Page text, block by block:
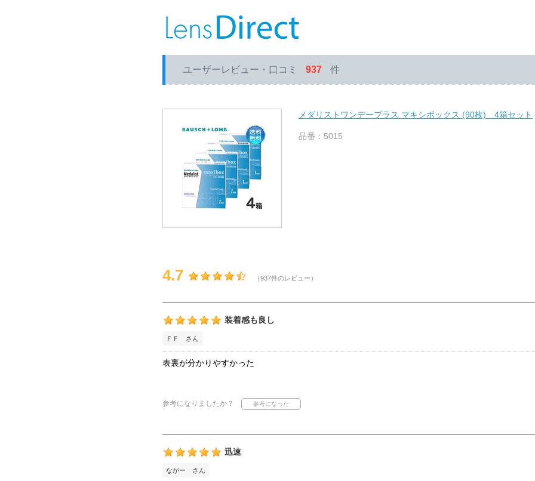
ユーザーレビュー・口コミ 937 件
メダリストワンデープラス マキシボックス (90枚) 4箱セット
品番：5015
4.7 （937件のレビュー）
装着感も良し
ＦＦ さん
表裏が分かりやすかった
参考になりましたか？
迅速
ながー さん